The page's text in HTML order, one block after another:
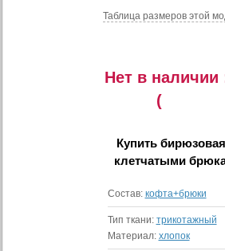
Таблица размеров этой
Нет в наличии
(
Купить
клетчатыми
Состав: кофта+брюки
Тип ткани: трикотажный
Материал: хлопок